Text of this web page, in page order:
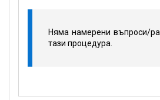
Няма намерени въпроси/
тази процедура.